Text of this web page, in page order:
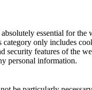
essential for the
only includes
security features of the
personal information.